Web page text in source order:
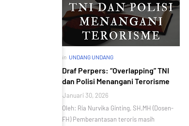
in UNDANG UNDANG
Draf Perpers: “Overlapping” TNI
dan Polisi Menangani Terorisme
Januari 30, 2026
Oleh: Ria Nurvika Ginting, SH,MH (Dosen-
FH) Pemberantasan teroris masih